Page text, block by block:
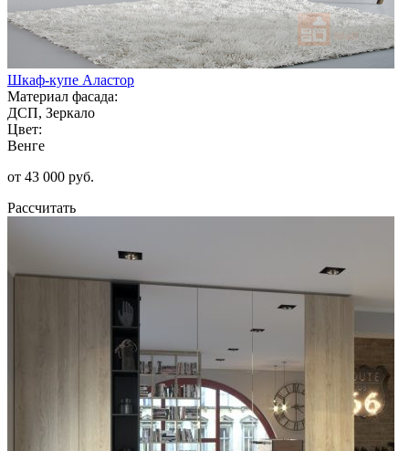
Шкаф-купе Аластор
Материал фасада:
ДСП, Зеркало
Цвет:
Венге
от 43 000 руб.
Рассчитать